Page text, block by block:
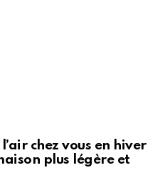
chez vous en hiver
plus légère et